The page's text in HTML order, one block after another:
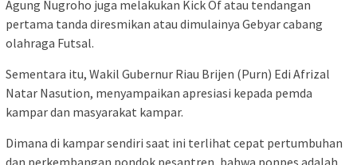
Agung Nugroho juga melakukan Kick Of atau tendangan
pertama tanda diresmikan atau dimulainya Gebyar cabang
olahraga Futsal.
Sementara itu, Wakil Gubernur Riau Brijen (Purn) Edi Afrizal
Natar Nasution, menyampaikan apresiasi kepada pemda
kampar dan masyarakat kampar.
Dimana di kampar sendiri saat ini terlihat cepat pertumbuhan